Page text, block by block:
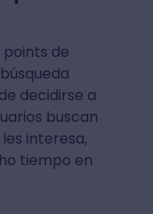
de
decidirse a
buscan
interesa,
tiempo en